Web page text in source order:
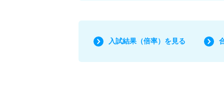
入試結果（倍率）を見る